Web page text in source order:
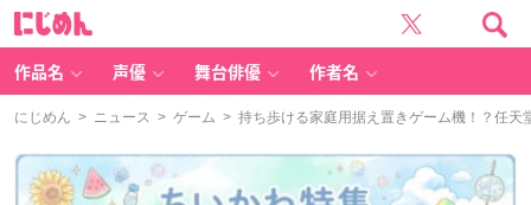
作品名 声優 舞台俳優 作者名
にじめん > ニュース > ゲーム > 持ち歩ける家庭用据え置きゲーム機！？任